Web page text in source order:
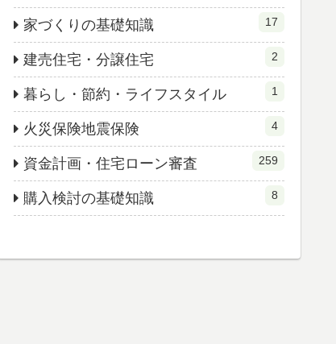
家づくりの基礎知識 17
建売住宅・分譲住宅 2
暮らし・節約・ライフスタイル 1
火災保険地震保険 4
資金計画・住宅ローン審査 259
購入検討の基礎知識 8